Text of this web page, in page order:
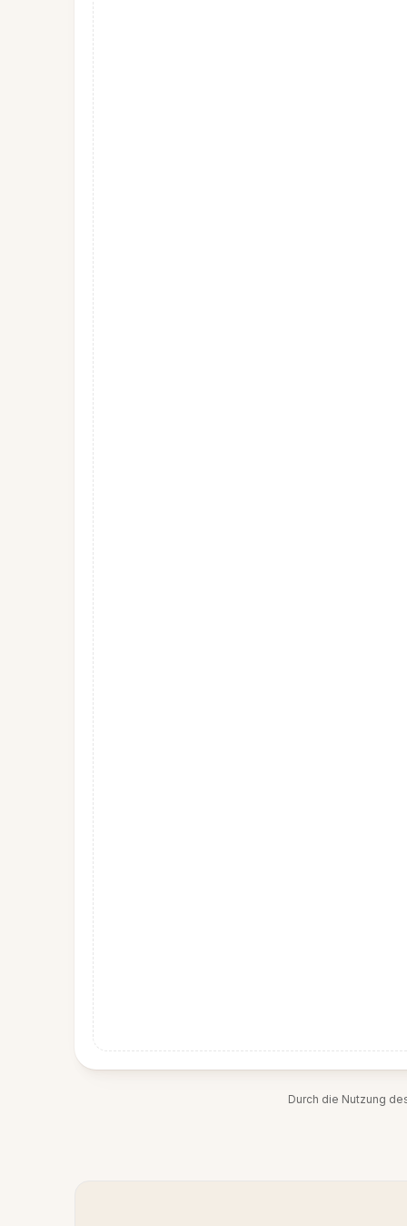
Durch die Nutzung